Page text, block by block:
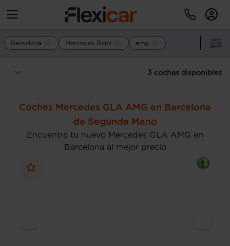
Barcelona Mercedes Benz amg
3 coches disponibles
Coches Mercedes GLA AMG en Barcelona
de Segunda Mano
Encuentra tu nuevo Mercedes GLA AMG en
Barcelona al mejor precio